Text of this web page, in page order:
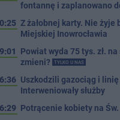
fontannę i zaplanowano
Z żałobnej karty. Nie żyje
Miejskiej Inowrocławia
Powiat wyda 75 tys. zł.
zmieni?
TYLKO U NAS
Uszkodzili gazociąg i
Interweniowały służby
Potrącenie kobiety na